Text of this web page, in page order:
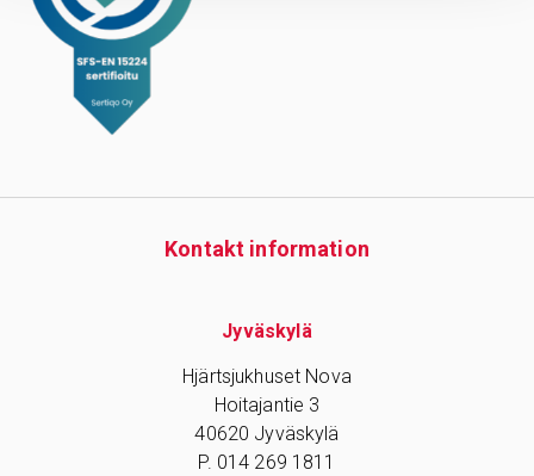
Kontakt information
Jyväskylä
Hjärtsjukhuset Nova
Hoitajantie 3
40620 Jyväskylä
P. 014 269 1811